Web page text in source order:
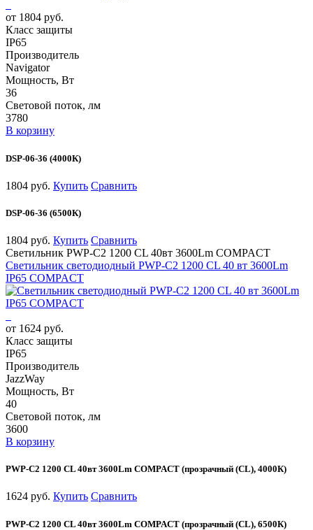
от 1804 руб.
Класс защиты
IP65
Производитель
Navigator
Мощность, Вт
36
Световой поток, лм
3780
В корзину
DSP-06-36 (4000К)
1804 руб. Купить Сравнить
DSP-06-36 (6500К)
1804 руб. Купить Сравнить
Светильник PWP-С2 1200 CL 40вт 3600Lm COMPACT
Светильник светодиодный PWP-С2 1200 CL 40 вт 3600Lm
IP65 COMPACT
от 1624 руб.
Класс защиты
IP65
Производитель
JazzWay
Мощность, Вт
40
Световой поток, лм
3600
В корзину
PWP-С2 1200 CL 40вт 3600Lm COMPACT (прозрачный (CL), 4000К)
1624 руб. Купить Сравнить
PWP-С2 1200 CL 40вт 3600Lm COMPACT (прозрачный (CL), 6500К)